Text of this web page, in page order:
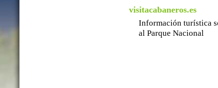
visitacabaneros.es
Información turística
al Parque Nacional